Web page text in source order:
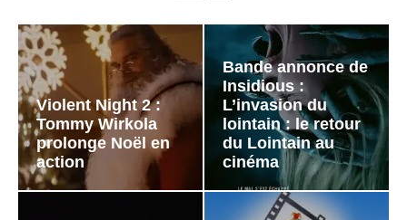
Violent Night 2 :
Tommy Wirkola
prolonge Noël en
action
Bande annonce de
Insidious :
L’invasion du
lointain : le retour
du Lointain au
cinéma